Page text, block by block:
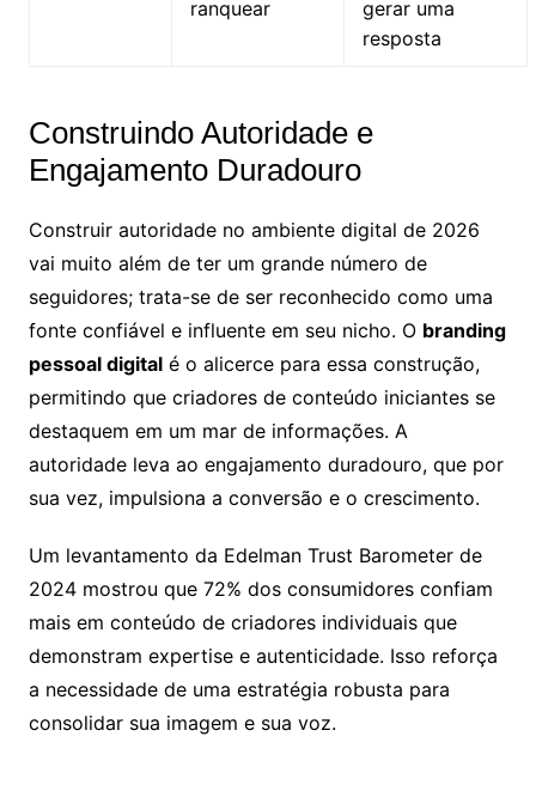
ranquear
gerar uma
resposta
Construindo Autoridade e
Engajamento Duradouro
Construir autoridade no ambiente digital de 2026
vai muito além de ter um grande número de
seguidores; trata-se de ser reconhecido como uma
fonte confiável e influente em seu nicho. O branding
pessoal digitalé o alicerce para essa construção,
permitindo que criadores de conteúdo iniciantes se
destaquem em um mar de informações. A
autoridade leva ao engajamento duradouro, que por
sua vez, impulsiona a conversão e o crescimento.
Um levantamento da Edelman Trust Barometer de
2024 mostrou que 72% dos consumidores confiam
mais em conteúdo de criadores individuais que
demonstram expertise e autenticidade. Isso reforça
a necessidade de uma estratégia robusta para
consolidar sua imagem e sua voz.